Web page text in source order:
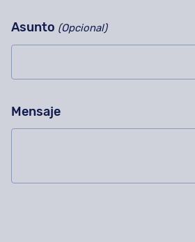
Asunto (Opcional)
Mensaje